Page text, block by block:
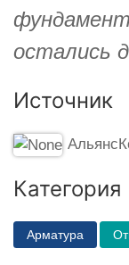
остались
Источник
Категория
Арматура